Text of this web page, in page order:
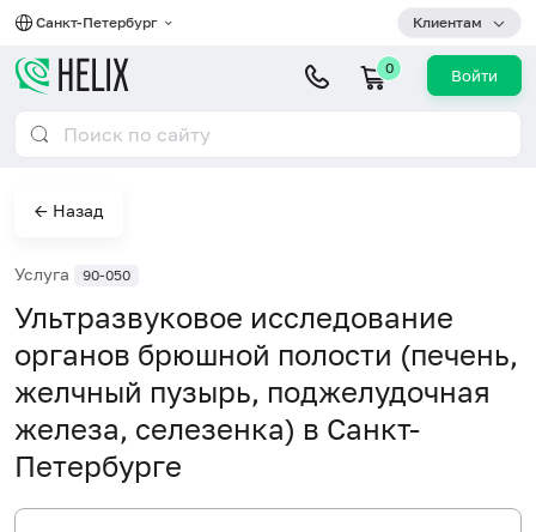
Санкт-Петербург Клиентам
0 Войти
← Назад
Услуга 90-050
Ультразвуковое исследование
органов брюшной полости (печень,
желчный пузырь, поджелудочная
железа, селезенка) в Санкт-
Петербурге